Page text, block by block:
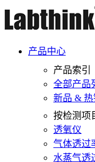
产品中心
产品索引
全部产品
新品 & 热
按检测项
透氧仪
气体透过
水蒸气透